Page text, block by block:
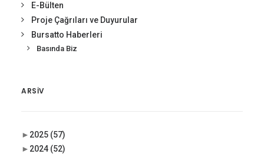
E-Bülten
Proje Çağrıları ve Duyurular
Bursatto Haberleri
Basında Biz
ARSIV
► 2025 (57)
► 2024 (52)